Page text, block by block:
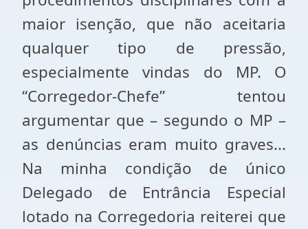
maior isenção, que não aceitaria
qualquer tipo de pressão,
especialmente vindas do MP. O
“Corregedor-Chefe” tentou
argumentar que – segundo o MP –
as denúncias eram muito graves...
Na minha condição de único
Delegado de Entrância Especial
lotado na Corregedoria reiterei que